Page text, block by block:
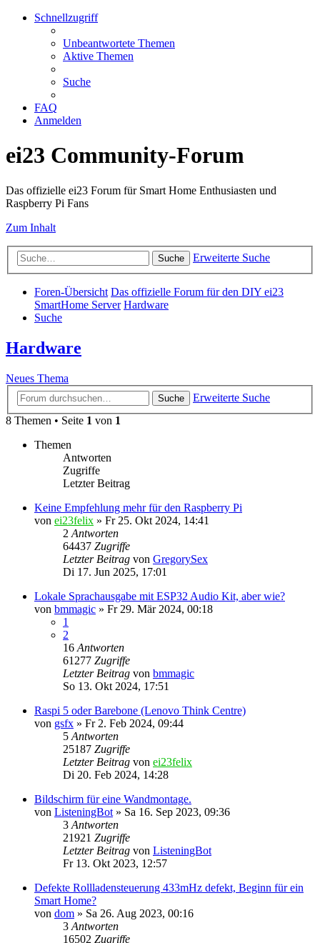
Schnellzugriff
Unbeantwortete Themen
Aktive Themen
Suche
FAQ
Anmelden
ei23 Community-Forum
Das offizielle ei23 Forum für Smart Home Enthusiasten und
Raspberry Pi Fans
Zum Inhalt
Suche Erweiterte Suche
Foren-Übersicht Das offizielle Forum für den DIY ei23
SmartHome Server Hardware
Suche
Hardware
Neues Thema
Suche
Erweiterte Suche
8 Themen • Seite 1 von 1
Themen
Antworten
Zugriffe
Letzter Beitrag
Keine Empfehlung mehr für den Raspberry Pi
von ei23felix » Fr 25. Okt 2024, 14:41
2 Antworten
64437 Zugriffe
Letzter Beitrag von GregorySex
Di 17. Jun 2025, 17:01
Lokale Sprachausgabe mit ESP32 Audio Kit, aber wie?
von bmmagic » Fr 29. Mär 2024, 00:18
1
2
16 Antworten
61277 Zugriffe
Letzter Beitrag von bmmagic
So 13. Okt 2024, 17:51
Raspi 5 oder Barebone (Lenovo Think Centre)
von gsfx » Fr 2. Feb 2024, 09:44
5 Antworten
25187 Zugriffe
Letzter Beitrag von ei23felix
Di 20. Feb 2024, 14:28
Bildschirm für eine Wandmontage.
von ListeningBot » Sa 16. Sep 2023, 09:36
3 Antworten
21921 Zugriffe
Letzter Beitrag von ListeningBot
Fr 13. Okt 2023, 12:57
Defekte Rollladensteuerung 433mHz defekt, Beginn für ein
Smart Home?
von dom » Sa 26. Aug 2023, 00:16
3 Antworten
16502 Zugriffe